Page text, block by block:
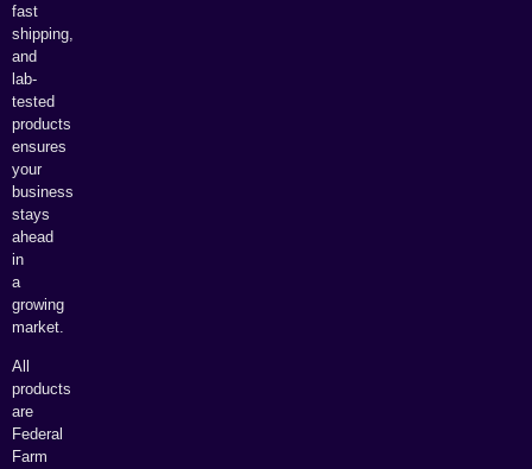
fast
shipping,
and
lab-
tested
products
ensures
your
business
stays
ahead
in
a
growing
market.
All
products
are
Federal
Farm